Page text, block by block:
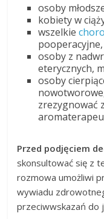
osoby
kobiety w
wszelkie
pooperacyjne,
osoby z
eterycznych,
osoby
zrezygnować
Przed podjęciem
skonsultować się z
rozmowa umożliwi
wywiadu
przeciwwskazań do